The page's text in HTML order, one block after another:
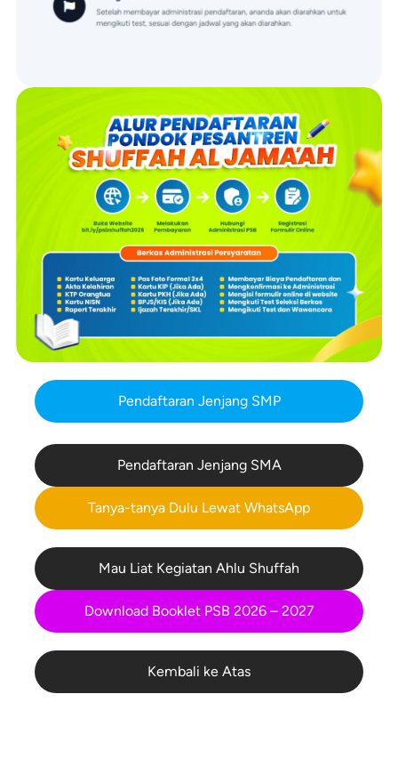
Pendaftaran Jenjang SMP
Pendaftaran Jenjang SMA
Tanya-tanya Dulu Lewat WhatsApp
Mau Liat Kegiatan Ahlu Shuffah
Download Booklet PSB 2026 – 2027
Kembali ke Atas